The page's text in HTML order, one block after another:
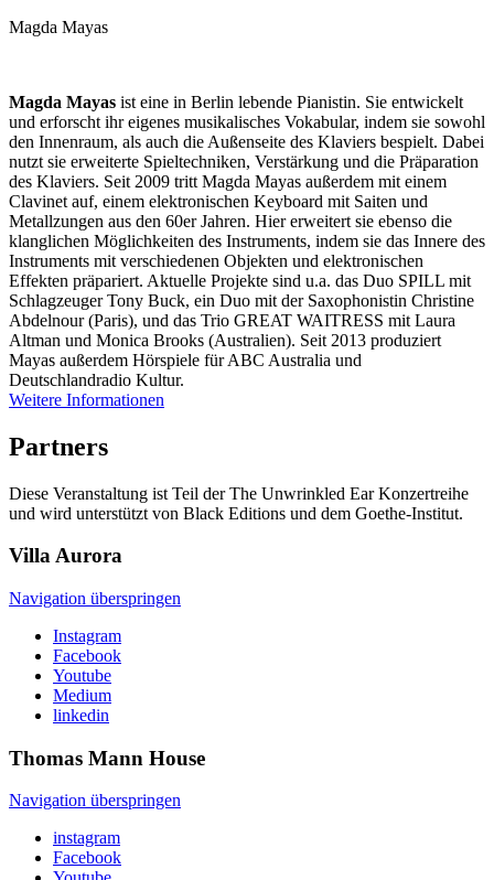
Magda Mayas
Magda Mayas ist eine in Berlin lebende Pianistin. Sie entwickelt
und erforscht ihr eigenes musikalisches Vokabular, indem sie sowohl
den Innenraum, als auch die Außenseite des Klaviers bespielt. Dabei
nutzt sie erweiterte Spieltechniken, Verstärkung und die Präparation
des Klaviers. Seit 2009 tritt Magda Mayas außerdem mit einem
Clavinet auf, einem elektronischen Keyboard mit Saiten und
Metallzungen aus den 60er Jahren. Hier erweitert sie ebenso die
klanglichen Möglichkeiten des Instruments, indem sie das Innere des
Instruments mit verschiedenen Objekten und elektronischen
Effekten präpariert. Aktuelle Projekte sind u.a. das Duo SPILL mit
Schlagzeuger Tony Buck, ein Duo mit der Saxophonistin Christine
Abdelnour (Paris), und das Trio GREAT WAITRESS mit Laura
Altman und Monica Brooks (Australien). Seit 2013 produziert
Mayas außerdem Hörspiele für ABC Australia und
Deutschlandradio Kultur.
Weitere Informationen
Partners
Diese Veranstaltung ist Teil der The Unwrinkled Ear Konzertreihe
und wird unterstützt von Black Editions und dem Goethe-Institut.
VillaAurora
Navigation überspringen
Instagram
Facebook
Youtube
Medium
linkedin
Thomas Mann House
Navigation überspringen
instagram
Facebook